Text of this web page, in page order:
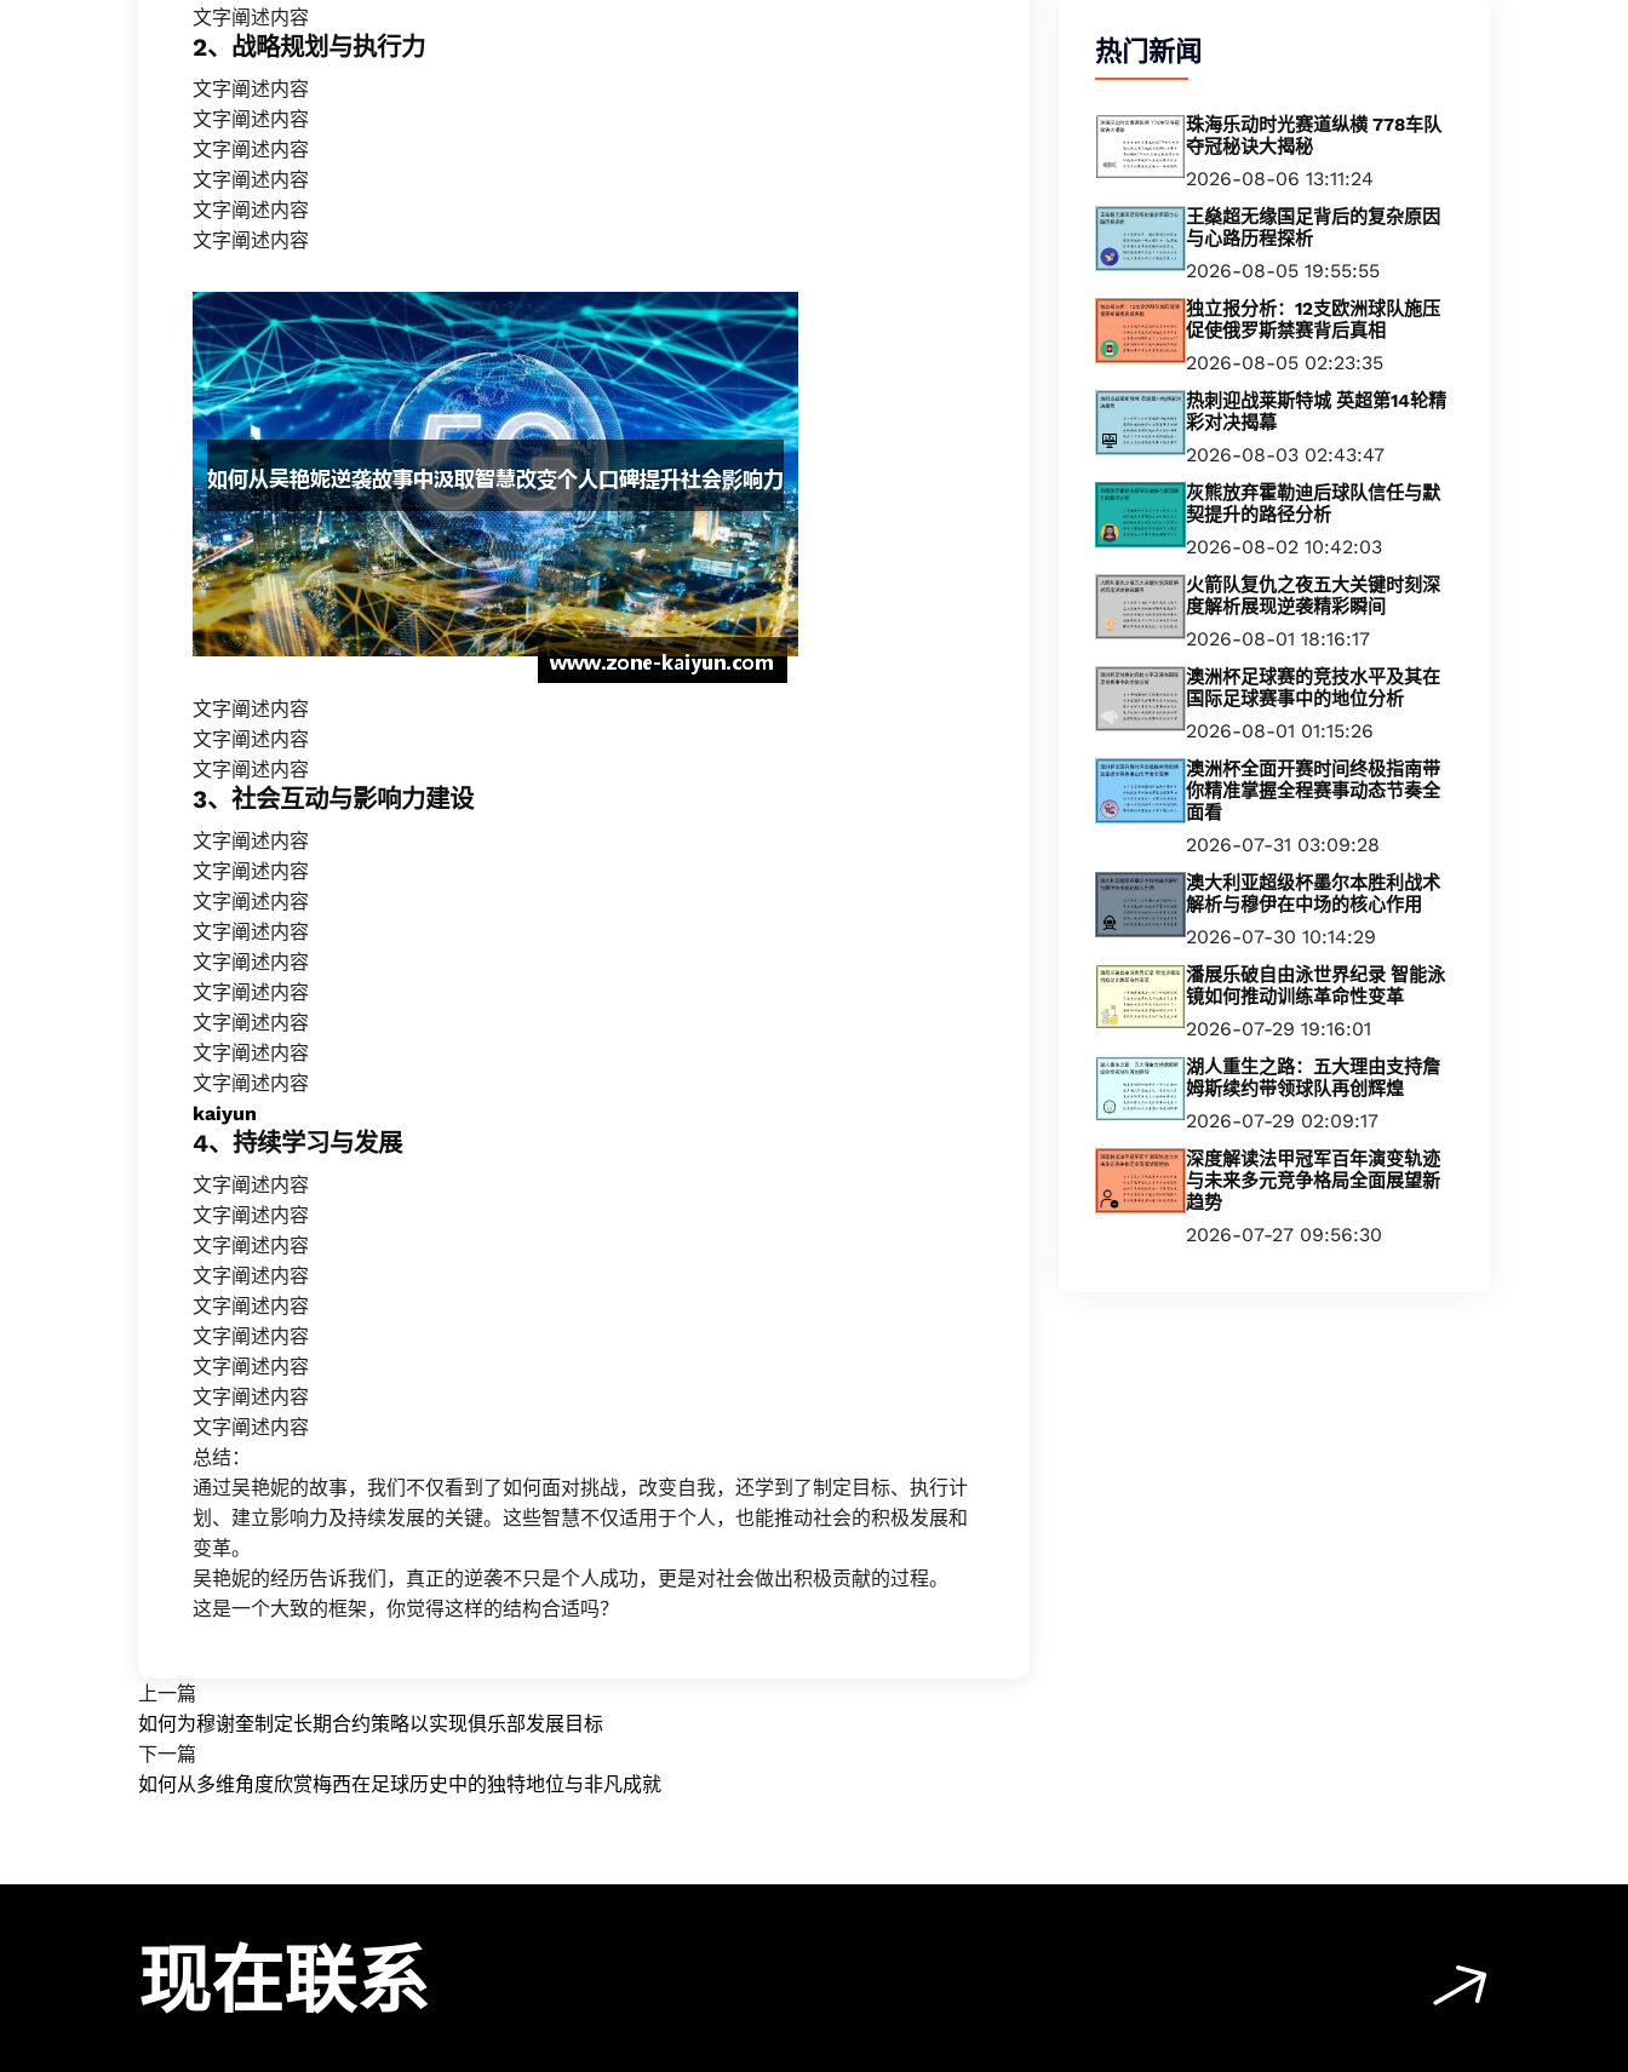
文字阐述内容
2、战略规划与执行力
文字阐述内容
文字阐述内容
文字阐述内容
文字阐述内容
文字阐述内容
文字阐述内容
文字阐述内容
文字阐述内容
文字阐述内容
3、社会互动与影响力建设
文字阐述内容
文字阐述内容
文字阐述内容
文字阐述内容
文字阐述内容
文字阐述内容
文字阐述内容
文字阐述内容
文字阐述内容
kaiyun
4、持续学习与发展
文字阐述内容
文字阐述内容
文字阐述内容
文字阐述内容
文字阐述内容
文字阐述内容
文字阐述内容
文字阐述内容
文字阐述内容
总结：
通过吴艳妮的故事，我们不仅看到了如何面对挑战，改变自我，还学到了制定目标、执行计
划、建立影响力及持续发展的关键。这些智慧不仅适用于个人，也能推动社会的积极发展和
变革。
吴艳妮的经历告诉我们，真正的逆袭不只是个人成功，更是对社会做出积极贡献的过程。
这是一个大致的框架，你觉得这样的结构合适吗？
上一篇
如何为穆谢奎制定长期合约策略以实现俱乐部发展目标
下一篇
如何从多维角度欣赏梅西在足球历史中的独特地位与非凡成就
热门新闻
珠海乐动时光赛道纵横 778车队
夺冠秘诀大揭秘
2026-08-06 13:11:24
王燊超无缘国足背后的复杂原因
与心路历程探析
2026-08-05 19:55:55
独立报分析：12支欧洲球队施压
促使俄罗斯禁赛背后真相
2026-08-05 02:23:35
热刺迎战莱斯特城 英超第14轮精
彩对决揭幕
2026-08-03 02:43:47
灰熊放弃霍勒迪后球队信任与默
契提升的路径分析
2026-08-02 10:42:03
火箭队复仇之夜五大关键时刻深
度解析展现逆袭精彩瞬间
2026-08-01 18:16:17
澳洲杯足球赛的竞技水平及其在
国际足球赛事中的地位分析
2026-08-01 01:15:26
澳洲杯全面开赛时间终极指南带
你精准掌握全程赛事动态节奏全
面看
2026-07-31 03:09:28
澳大利亚超级杯墨尔本胜利战术
解析与穆伊在中场的核心作用
2026-07-30 10:14:29
潘展乐破自由泳世界纪录 智能泳
镜如何推动训练革命性变革
2026-07-29 19:16:01
湖人重生之路：五大理由支持詹
姆斯续约带领球队再创辉煌
2026-07-29 02:09:17
深度解读法甲冠军百年演变轨迹
与未来多元竞争格局全面展望新
趋势
2026-07-27 09:56:30
现在联系